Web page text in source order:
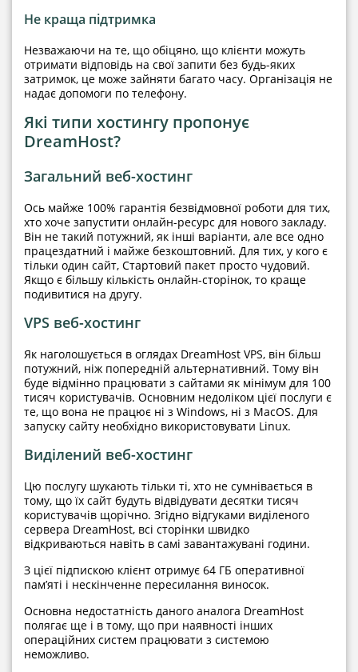
Не краща підтримка
Незважаючи на те, що обіцяно, що клієнти можуть
отримати відповідь на свої запити без будь-яких
затримок, це може зайняти багато часу. Організація не
надає допомоги по телефону.
Які типи хостингу пропонує
DreamHost?
Загальний веб-хостинг
Ось майже 100% гарантія безвідмовної роботи для тих,
хто хоче запустити онлайн-ресурс для нового закладу.
Він не такий потужний, як інші варіанти, але все одно
працездатний і майже безкоштовний. Для тих, у кого є
тільки один сайт, Стартовий пакет просто чудовий.
Якщо є більшу кількість онлайн-сторінок, то краще
подивитися на другу.
VPS веб-хостинг
Як наголошується в оглядах DreamHost VPS, він більш
потужний, ніж попередній альтернативний. Тому він
буде відмінно працювати з сайтами як мінімум для 100
тисяч користувачів. Основним недоліком цієї послуги є
те, що вона не працює ні з Windows, ні з MacOS. Для
запуску сайту необхідно використовувати Linux.
Виділений веб-хостинг
Цю послугу шукають тільки ті, хто не сумнівається в
тому, що їх сайт будуть відвідувати десятки тисяч
користувачів щорічно. Згідно відгуками виділеного
сервера DreamHost, всі сторінки швидко
відкриваються навіть в самі завантажувані години.
З цієї підпискою клієнт отримує 64 ГБ оперативної
пам’яті і нескінченне пересилання виносок.
Основна недостатність даного аналога DreamHost
полягає ще і в тому, що при наявності інших
операційних систем працювати з системою
неможливо.